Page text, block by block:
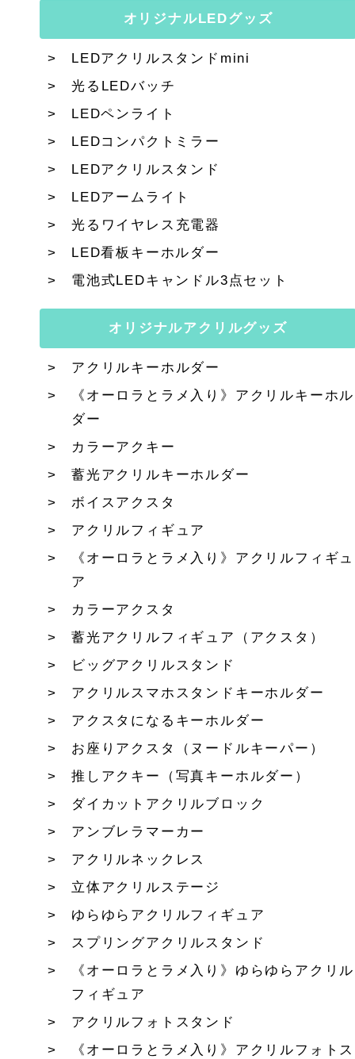
オリジナルLEDグッズ
LEDアクリルスタンドmini
光るLEDバッチ
LEDペンライト
LEDコンパクトミラー
LEDアクリルスタンド
LEDアームライト
光るワイヤレス充電器
LED看板キーホルダー
電池式LEDキャンドル3点セット
オリジナルアクリルグッズ
アクリルキーホルダー
《オーロラとラメ入り》アクリルキーホル
ダー
カラーアクキー
蓄光アクリルキーホルダー
ボイスアクスタ
アクリルフィギュア
《オーロラとラメ入り》アクリルフィギュ
ア
カラーアクスタ
蓄光アクリルフィギュア（アクスタ）
ビッグアクリルスタンド
アクリルスマホスタンドキーホルダー
アクスタになるキーホルダー
お座りアクスタ（ヌードルキーパー）
推しアクキー（写真キーホルダー）
ダイカットアクリルブロック
アンブレラマーカー
アクリルネックレス
立体アクリルステージ
ゆらゆらアクリルフィギュア
スプリングアクリルスタンド
《オーロラとラメ入り》ゆらゆらアクリル
フィギュア
アクリルフォトスタンド
《オーロラとラメ入り》アクリルフォトス